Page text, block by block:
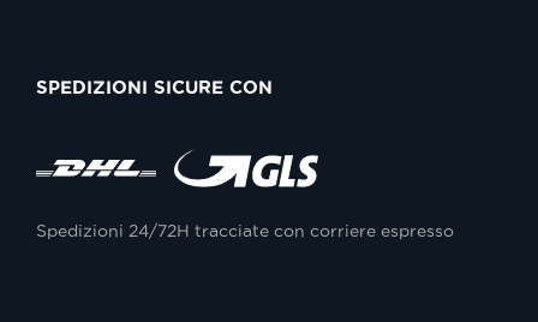
SPEDIZIONI SICURE CON
Spedizioni 24/72H tracciate con corriere espresso